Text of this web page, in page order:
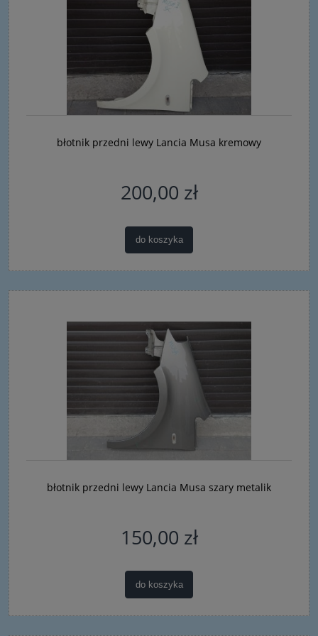
błotnik przedni lewy Lancia Musa kremowy
200,00 zł
do koszyka
błotnik przedni lewy Lancia Musa szary metalik
150,00 zł
do koszyka